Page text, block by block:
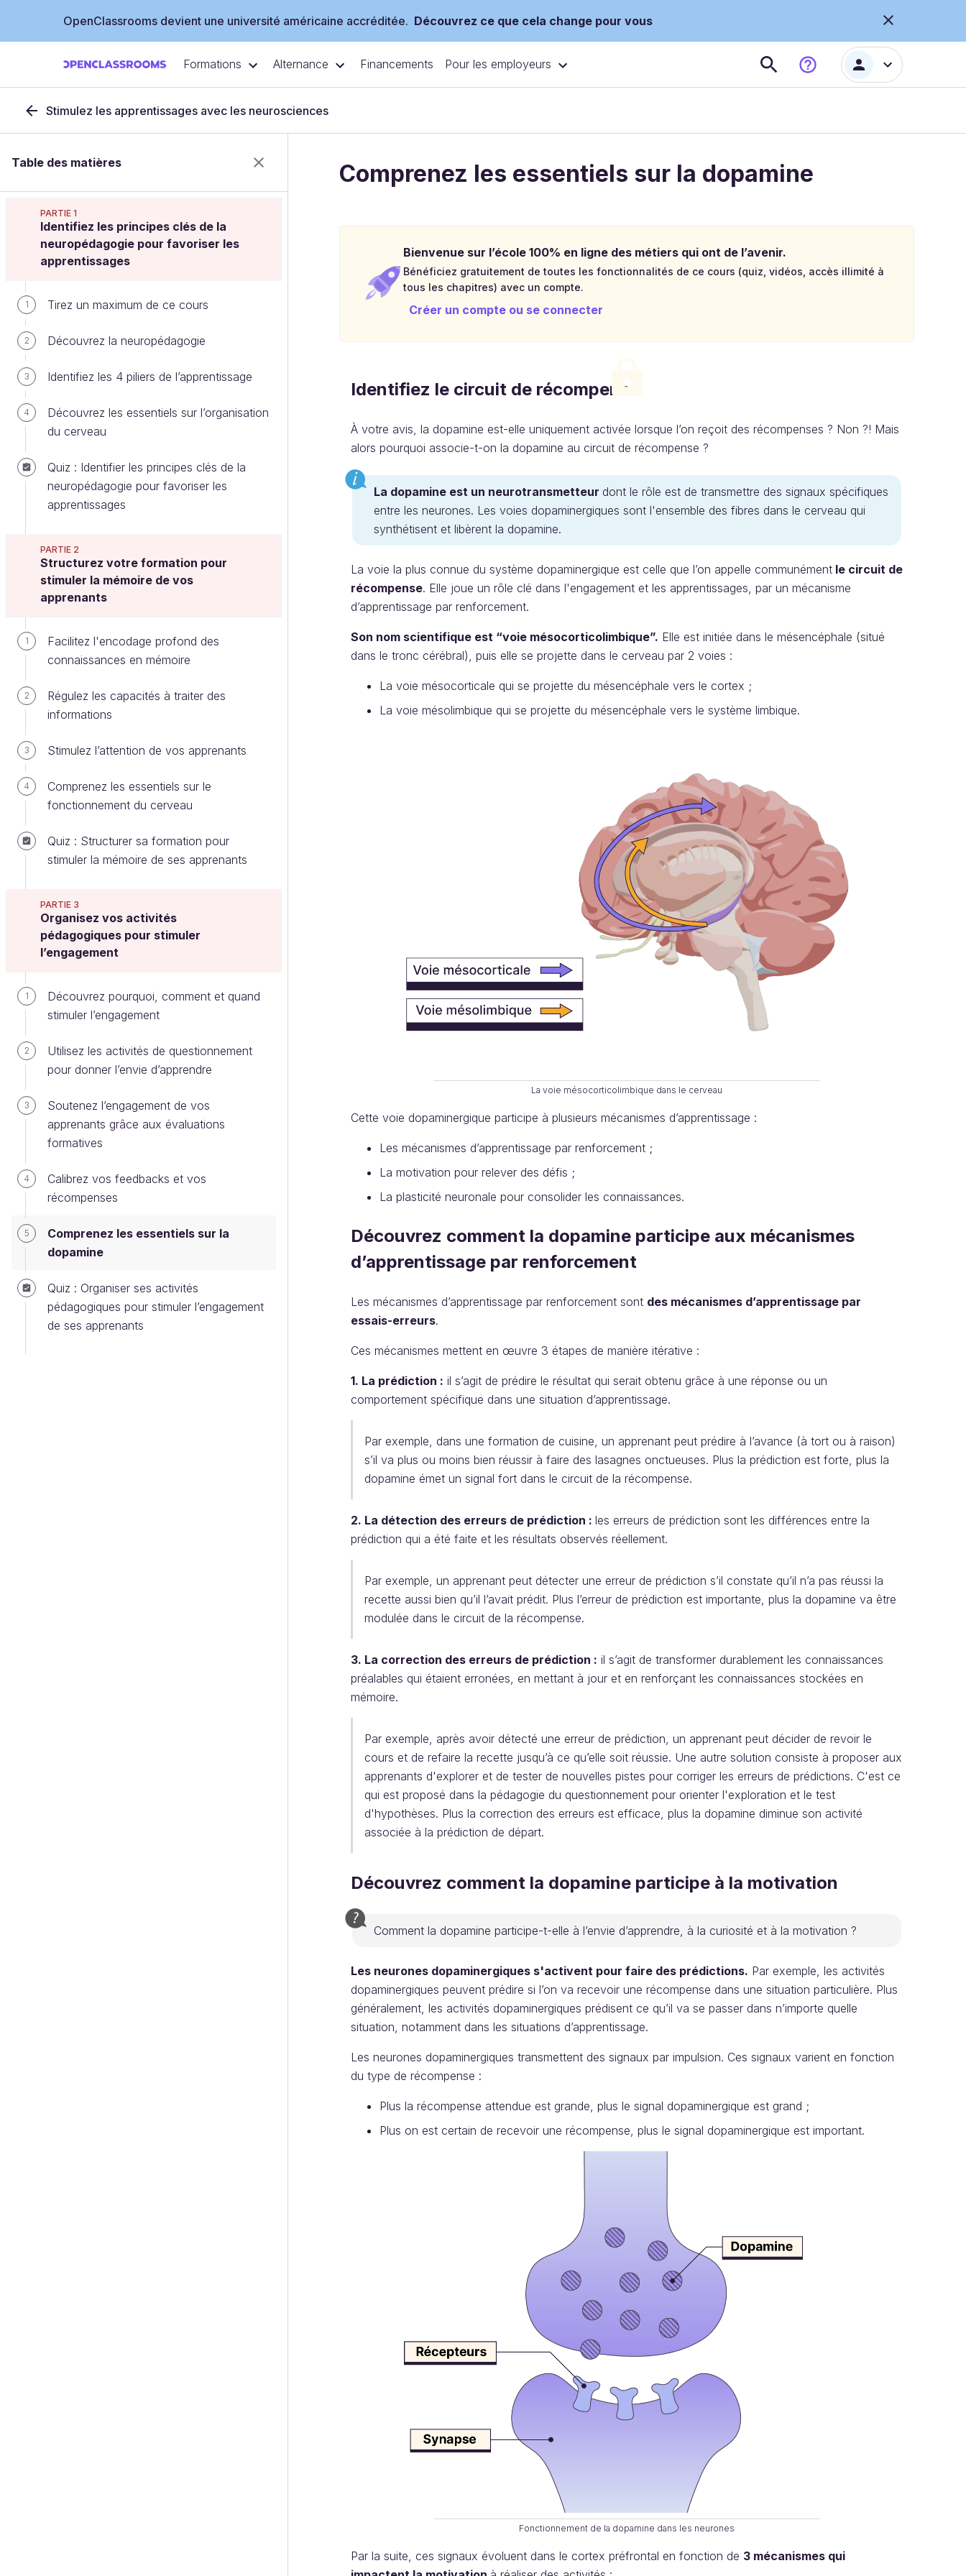
OpenClassrooms devient une université américaine accréditée. Découvrez ce que cela change pour vous
Formations Alternance Financements Pour les employeurs
Stimulez les apprentissages avec les neurosciences
Table des matières
PARTIE 1
Identifiez les principes clés de la
neuropédagogie pour favoriser les
apprentissages
1 Tirez un maximum de ce cours
2 Découvrez la neuropédagogie
3 Identifiez les 4 piliers de l’apprentissage
4
Découvrez les essentiels sur l’organisation
du cerveau
Quiz : Identifier les principes clés de la
neuropédagogie pour favoriser les
apprentissages
PARTIE 2
Structurez votre formation pour
stimuler la mémoire de vos
apprenants
1
Facilitez l'encodage profond des
connaissances en mémoire
2
Régulez les capacités à traiter des
informations
3 Stimulez l’attention de vos apprenants
4
Comprenez les essentiels sur le
fonctionnement du cerveau
Quiz : Structurer sa formation pour
stimuler la mémoire de ses apprenants
PARTIE 3
Organisez vos activités
pédagogiques pour stimuler
l’engagement
1
Découvrez pourquoi, comment et quand
stimuler l’engagement
2
Utilisez les activités de questionnement
pour donner l’envie d’apprendre
3
Soutenez l’engagement de vos
apprenants grâce aux évaluations
formatives
4
Calibrez vos feedbacks et vos
récompenses
5
Comprenez les essentiels sur la
dopamine
Quiz : Organiser ses activités
pédagogiques pour stimuler l’engagement
de ses apprenants
Comprenez les essentiels sur la dopamine
Bienvenue sur l’école 100% en ligne des métiers qui ont de l’avenir.
Bénéficiez gratuitement de toutes les fonctionnalités de ce cours (quiz, vidéos, accès illimité à
tous les chapitres) avec un compte.
Créer un compte ou se connecter
Identifiez le circuit de récompense
À votre avis, la dopamine est-elle uniquement activée lorsque l’on reçoit des récompenses ? Non ?! Mais
alors pourquoi associe-t-on la dopamine au circuit de récompense ?
La dopamine est un neurotransmetteur dont le rôle est de transmettre des signaux spécifiques
entre les neurones. Les voies dopaminergiques sont l'ensemble des fibres dans le cerveau qui
synthétisent et libèrent la dopamine.
La voie la plus connue du système dopaminergique est celle que l’on appelle communément le circuit de
récompense. Elle joue un rôle clé dans l'engagement et les apprentissages, par un mécanisme
d’apprentissage par renforcement.
Son nom scientifique est “voie mésocorticolimbique”. Elle est initiée dans le mésencéphale (situé
dans le tronc cérébral), puis elle se projette dans le cerveau par 2 voies :
La voie mésocorticale qui se projette du mésencéphale vers le cortex ;
La voie mésolimbique qui se projette du mésencéphale vers le système limbique.
La voie mésocorticolimbique dans le cerveau
Cette voie dopaminergique participe à plusieurs mécanismes d’apprentissage :
Les mécanismes d’apprentissage par renforcement ;
La motivation pour relever des défis ;
La plasticité neuronale pour consolider les connaissances.
Découvrez comment la dopamine participe aux mécanismes
d’apprentissage par renforcement
Les mécanismes d’apprentissage par renforcement sont des mécanismes d’apprentissage par
essais-erreurs.
Ces mécanismes mettent en œuvre 3 étapes de manière itérative :
1. La prédiction : il s’agit de prédire le résultat qui serait obtenu grâce à une réponse ou un
comportement spécifique dans une situation d’apprentissage.
Par exemple, dans une formation de cuisine, un apprenant peut prédire à l’avance (à tort ou à raison)
s’il va plus ou moins bien réussir à faire des lasagnes onctueuses. Plus la prédiction est forte, plus la
dopamine émet un signal fort dans le circuit de la récompense.
2. La détection des erreurs de prédiction : les erreurs de prédiction sont les différences entre la
prédiction qui a été faite et les résultats observés réellement.
Par exemple, un apprenant peut détecter une erreur de prédiction s’il constate qu’il n’a pas réussi la
recette aussi bien qu’il l’avait prédit. Plus l’erreur de prédiction est importante, plus la dopamine va être
modulée dans le circuit de la récompense.
3. La correction des erreurs de prédiction : il s’agit de transformer durablement les connaissances
préalables qui étaient erronées, en mettant à jour et en renforçant les connaissances stockées en
mémoire.
Par exemple, après avoir détecté une erreur de prédiction, un apprenant peut décider de revoir le
cours et de refaire la recette jusqu’à ce qu’elle soit réussie. Une autre solution consiste à proposer aux
apprenants d'explorer et de tester de nouvelles pistes pour corriger les erreurs de prédictions. C'est ce
qui est proposé dans la pédagogie du questionnement pour orienter l'exploration et le test
d'hypothèses. Plus la correction des erreurs est efficace, plus la dopamine diminue son activité
associée à la prédiction de départ.
Découvrez comment la dopamine participe à la motivation
Comment la dopamine participe-t-elle à l’envie d’apprendre, à la curiosité et à la motivation ?
Les neurones dopaminergiques s'activent pour faire des prédictions. Par exemple, les activités
dopaminergiques peuvent prédire si l’on va recevoir une récompense dans une situation particulière. Plus
généralement, les activités dopaminergiques prédisent ce qu’il va se passer dans n’importe quelle
situation, notamment dans les situations d’apprentissage.
Les neurones dopaminergiques transmettent des signaux par impulsion. Ces signaux varient en fonction
du type de récompense :
Plus la récompense attendue est grande, plus le signal dopaminergique est grand ;
Plus on est certain de recevoir une récompense, plus le signal dopaminergique est important.
Fonctionnement de la dopamine dans les neurones
Par la suite, ces signaux évoluent dans le cortex préfrontal en fonction de 3 mécanismes qui